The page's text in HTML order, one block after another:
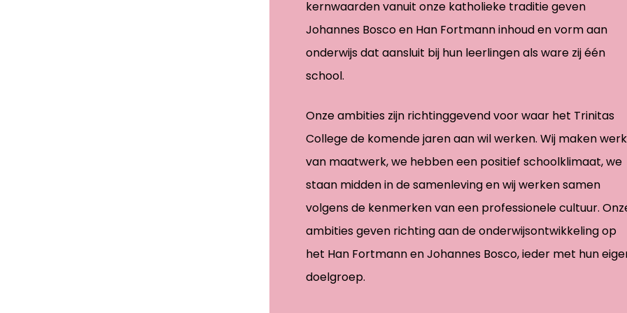
kernwaarden vanuit onze katholieke traditie geven
Johannes Bosco en Han Fortmann inhoud en vorm aan
onderwijs dat aansluit bij hun leerlingen als ware zij één
school.
Onze ambities zijn richtinggevend voor waar het Trinitas
College de komende jaren aan wil werken. Wij maken werk
van maatwerk, we hebben een positief schoolklimaat, we
staan midden in de samenleving en wij werken samen
volgens de kenmerken van een professionele cultuur.
ambities geven richting aan de onderwijsontwikkeling op
het Han Fortmann en Johannes Bosco, ieder met hun
doelgroep.